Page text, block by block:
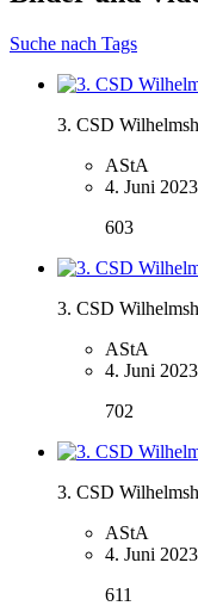
Suche nach Tags
3. CSD
AStA
4. Juni
603
3. CSD
AStA
4. Juni
702
3. CSD
AStA
4. Juni
611